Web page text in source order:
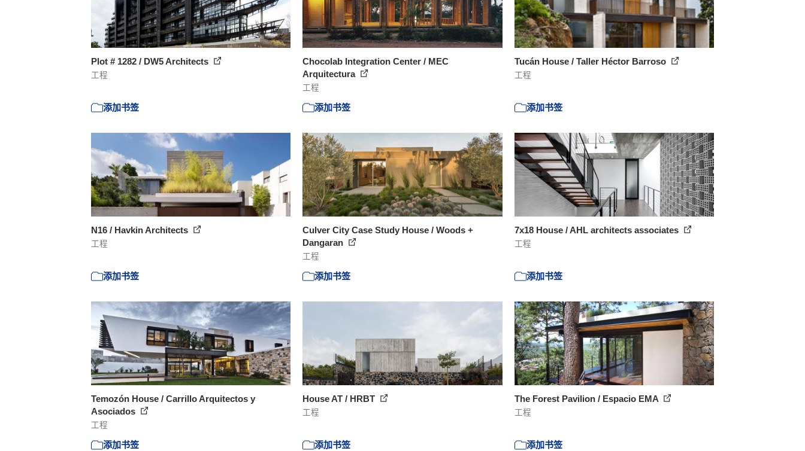
Plot # 1282 / DW5 Architects
工程
添加书签
Chocolab Integration Center / MEC
Arquitectura
工程
添加书签
Tucán House / Taller Héctor Barroso
工程
添加书签
N16 / Havkin Architects
工程
添加书签
Culver City Case Study House / Woods +
Dangaran
工程
添加书签
7x18 House / AHL architects associates
工程
添加书签
Temozón House / Carrillo Arquitectos y
Asociados
工程
添加书签
House AT / HRBT
工程
添加书签
The Forest Pavilion / Espacio EMA
工程
添加书签